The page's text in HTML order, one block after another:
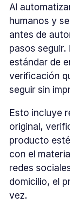
Al
humanos y
antes de
pasos seguir.
estándar de
verificación
seguir sin
Esto incluye
original,
producto
con el
redes
domicilio, el
vez.